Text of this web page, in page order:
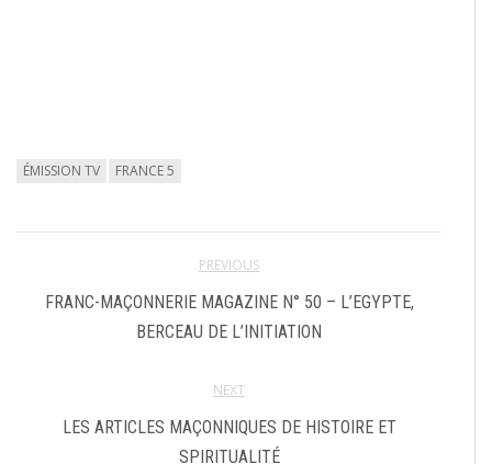
ÉMISSION TV FRANCE 5
PREVIOUS
FRANC-MAÇONNERIE MAGAZINE N° 50 – L’EGYPTE,
BERCEAU DE L’INITIATION
NEXT
LES ARTICLES MAÇONNIQUES DE HISTOIRE ET
SPIRITUALITÉ